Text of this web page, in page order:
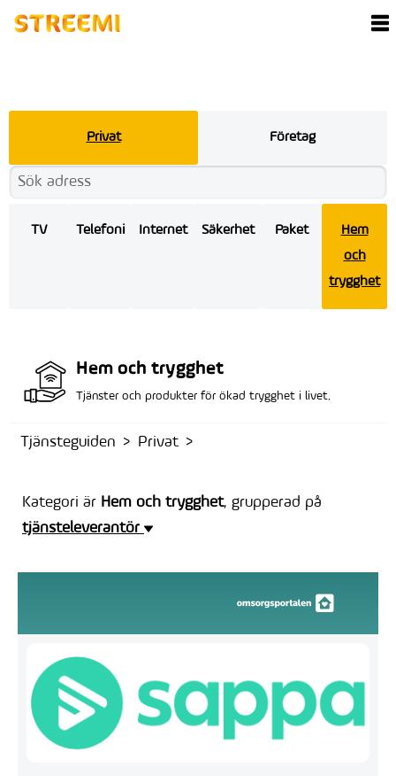
Privat Företag
TV Telefoni Internet Säkerhet Paket
Hem
och
trygghet
Hem och trygghet
Tjänster och produkter för ökad trygghet i livet.
Tjänsteguiden Privat
Kategori är Hem och trygghet, grupperad på
tjänsteleverantör